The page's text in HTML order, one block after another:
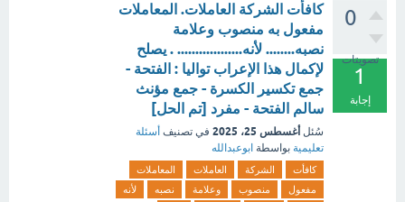
0
تصويتات
1
إجابة
كافأت الشركة العاملات. المعاملات
مفعول به منصوب وعلامة
نصبه........ لأنه.................. . يصلح
لإكمال هذا الإعراب تواليا : الفتحة -
جمع تكسير الكسرة - جمع مؤنث
سالم الفتحة - مفرد [تم الحل]
سُئل أغسطس 25، 2025 في تصنيف أسئلة
تعليمية بواسطة ابوعبدالله
كافأت الشركة العاملات
المعاملات
مفعول
منصوب وعلامة نصبه لأنه